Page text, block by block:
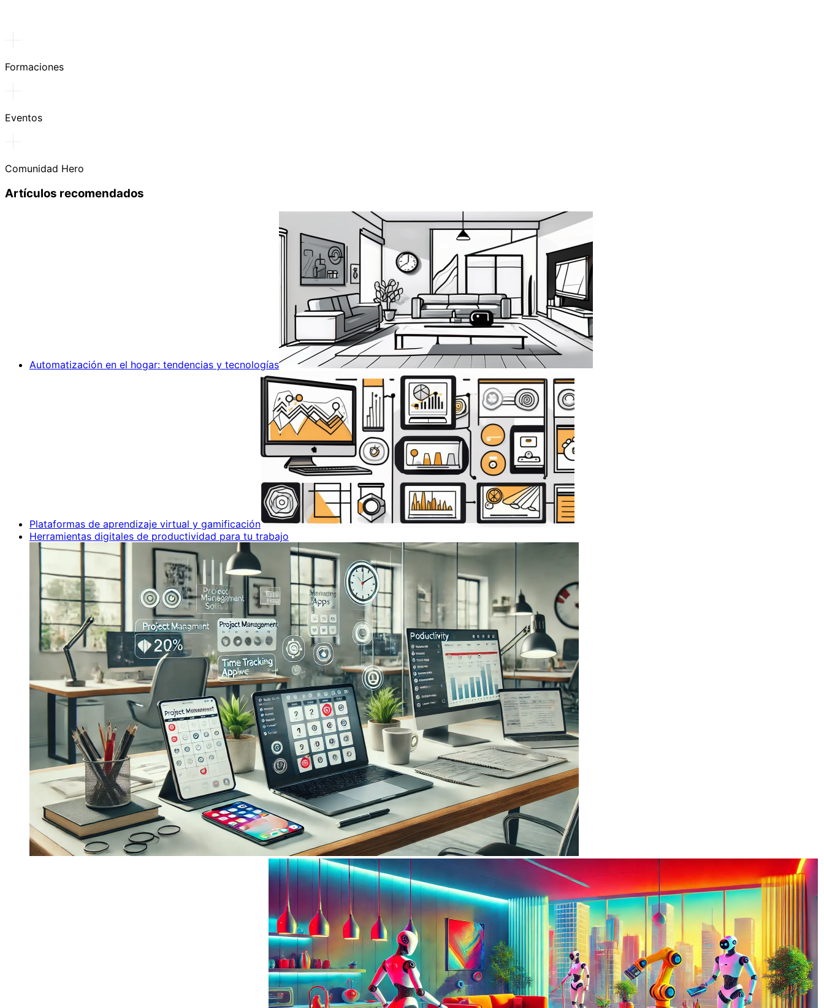
Formaciones
Eventos
Comunidad Hero
Artículos recomendados
Automatización en el hogar: tendencias y tecnologías
Plataformas de aprendizaje virtual y gamificación
Herramientas digitales de productividad para tu trabajo